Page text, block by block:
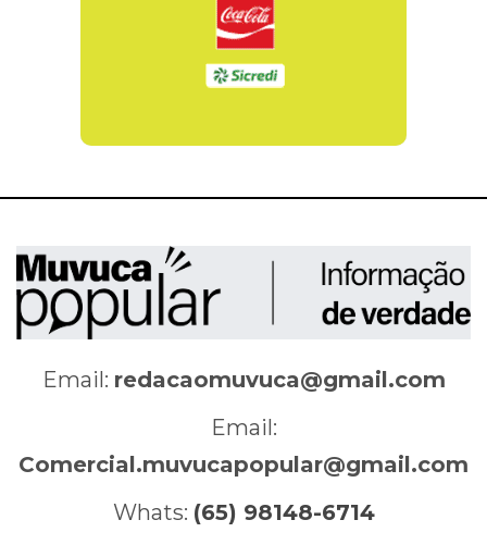
Email: redacaomuvuca@gmail.com
Email:
Comercial.muvucapopular@gmail.com
Whats: (65) 98148-6714